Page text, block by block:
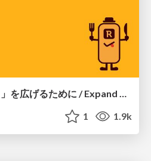
「全社でアジャイル！」を広げるために / Expand Agile throughout the Company
1 1.9k